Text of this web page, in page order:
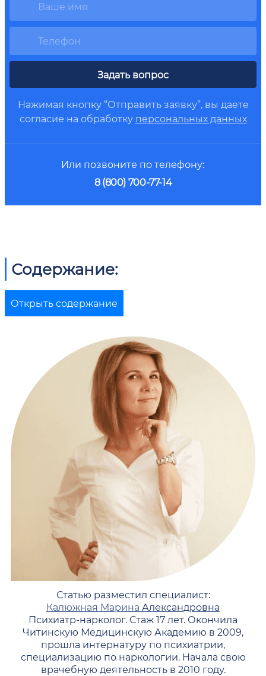
Задать вопрос
Нажимая кнопку “Отправить заявку”, вы даете
согласие на обработку персональных данных
Или позвоните по телефону:
8 (800) 700-77-14
Содержание:
Открыть содержание
Статью разместил специалист:
Калюжная Марина Александровна
Психиатр-нарколог. Стаж 17 лет. Окончила
Читинскую Медицинскую Академию в 2009,
прошла интернатуру по психиатрии,
специализацию по наркологии. Начала свою
врачебную деятельность в 2010 году.